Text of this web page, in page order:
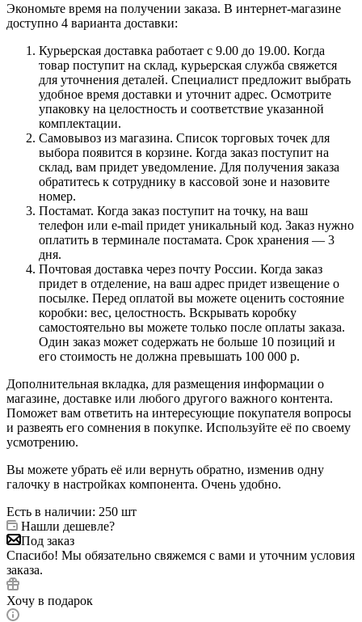
Экономьте время на получении заказа. В интернет-магазине
доступно 4 варианта доставки:
Курьерская доставка работает с 9.00 до 19.00. Когда
товар поступит на склад, курьерская служба свяжется
для уточнения деталей. Специалист предложит выбрать
удобное время доставки и уточнит адрес. Осмотрите
упаковку на целостность и соответствие указанной
комплектации.
Самовывоз из магазина. Список торговых точек для
выбора появится в корзине. Когда заказ поступит на
склад, вам придет уведомление. Для получения заказа
обратитесь к сотруднику в кассовой зоне и назовите
номер.
Постамат. Когда заказ поступит на точку, на ваш
телефон или e-mail придет уникальный код. Заказ нужно
оплатить в терминале постамата. Срок хранения — 3
дня.
Почтовая доставка через почту России. Когда заказ
придет в отделение, на ваш адрес придет извещение о
посылке. Перед оплатой вы можете оценить состояние
коробки: вес, целостность. Вскрывать коробку
самостоятельно вы можете только после оплаты заказа.
Один заказ может содержать не больше 10 позиций и
его стоимость не должна превышать 100 000 р.
Дополнительная вкладка, для размещения информации о
магазине, доставке или любого другого важного контента.
Поможет вам ответить на интересующие покупателя вопросы
и развеять его сомнения в покупке. Используйте её по своему
усмотрению.
Вы можете убрать её или вернуть обратно, изменив одну
галочку в настройках компонента. Очень удобно.
Есть в наличии: 250 шт
Нашли дешевле?
Под заказ
Спасибо! Мы обязательно свяжемся с вами и уточним условия
заказа.
Хочу в подарок